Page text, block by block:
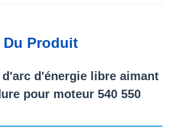
Produit
d'arc d'énergie libre aimant
pour moteur 540 550